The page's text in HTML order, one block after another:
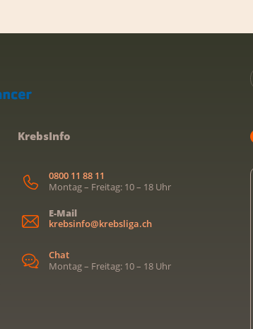
KrebsInfo
0800 11 88 11
Montag – Freitag: 10 – 18 Uhr
E-Mail
krebsinfo@krebsliga.ch
Chat
Montag – Freitag: 10 – 18 Uhr